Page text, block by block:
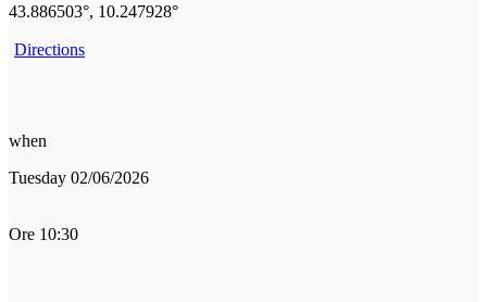
43.886503°, 10.247928°
Directions
when
Tuesday 02/06/2026
Ore 10:30